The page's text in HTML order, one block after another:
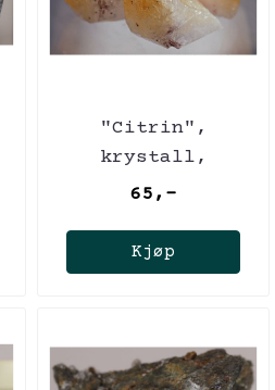
"Citrin",
krystall,
oppvarmet ametyst
65,-
Kjøp